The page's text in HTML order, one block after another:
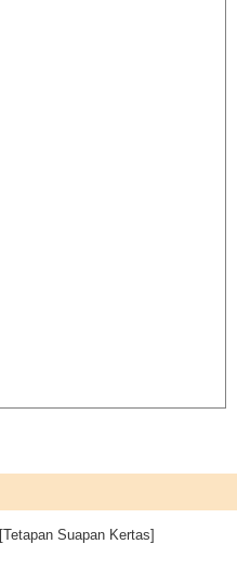
[Tetapan Suapan Kertas]